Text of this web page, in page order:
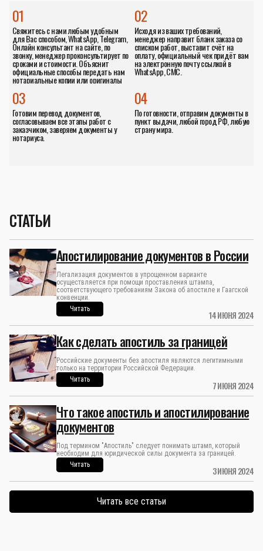
01
Свяжитесь с нами любым удобным
для Вас способом, WhatsApp, Telegram,
Онлайн консультант на сайте, по
звонку, менеджер проконсультирует по
сроками и стоимости. Объяснит
официальные способы передать нам
нотариальные копии или оригиналы
02
Исходя из ваших требований,
менеджер направит бланк заказа со
списком работ, выставит счёт на
оплату, официальный чек придёт вам
на электронную почту ссылкой в
WhatsApp, СМС.
04
По готовности, отправим документы в
пункт выдачи, любой город РФ, любую
страну мира.
03
Готовим перевод документов,
согласовываем все этапы работ с
заказчиком, заверяем документы у
нотариуса.
СТАТЬИ
14 ИЮНЯ 2024
Апостилирование документов в России
Легализация документов в упрощенном варианте
осуществляется при помощи проставления штампа,
соответствующего требованиям Закона об апостиле и Гаагской
конвенции.
Читать
7 ИЮНЯ 2024
Как сделать апостиль за границей
Российские документы без апостиля являются легитимными
только на территории Российской Федерации.
Читать
3 ИЮНЯ 2024
Что такое апостиль и апостилирование
документов
Под термином "Апостиль" следует понимать штамп, который
необходим для юридической силы документа за границей.
Читать
Читать все статьи